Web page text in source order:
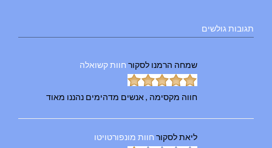
תגובות גולשים
שמחה הרמנו לסקור חוות קשואלה
חווה מקסימה , אנשים מדהימים נהננו מאוד
ליאתלסקור חוות מונפורטויטו